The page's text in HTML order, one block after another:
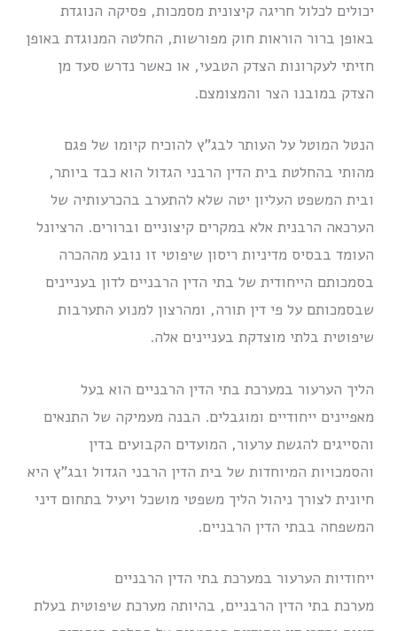
יכולים לכלול חריגה קיצונית מסמכות, פסיקה הנוגדת
באופן ברור הוראות חוק מפורשות, החלטה המנוגדת באופן
חזיתי לעקרונות הצדק הטבעי, או כאשר נדרש סעד מן
הצדק במובנו הצר והמצומצם.
הנטל המוטל על העותר לבג”ץ להוכיח קיומו של פגם
מהותי בהחלטת בית הדין הרבני הגדול הוא כבד ביותר,
ובית המשפט העליון יטה שלא להתערב בהכרעותיה של
הערכאה הרבנית אלא במקרים קיצוניים וברורים. הרציונל
העומד בבסיס מדיניות ריסון שיפוטי זו נובע מההכרה
בסמכותם הייחודית של בתי הדין הרבניים לדון בעניינים
שבסמכותם על פי דין תורה, ומהרצון למנוע התערבות
שיפוטית בלתי מוצדקת בעניינים אלה.
הליך הערעור במערכת בתי הדין הרבניים הוא בעל
מאפיינים ייחודיים ומוגבלים. הבנה מעמיקה של התנאים
והסייגים להגשת ערעור, המועדים הקבועים בדין
והסמכויות המיוחדות של בית הדין הרבני הגדול ובג”ץ היא
חיונית לצורך ניהול הליך משפטי מושכל ויעיל בתחום דיני
המשפחה בבתי הדין הרבניים.
ייחודיות הערעור במערכת בתי הדין הרבניים
מערכת בתי הדין הרבניים, בהיותה מערכת שיפוטית בעלת